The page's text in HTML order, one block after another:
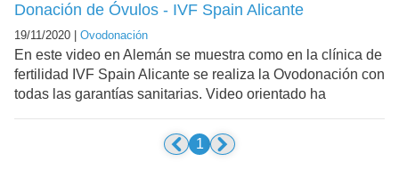
Donación de Óvulos - IVF Spain Alicante
19/11/2020 | Ovodonación
En este video en Alemán se muestra como en la clínica de
fertilidad IVF Spain Alicante se realiza la Ovodonación con
todas las garantías sanitarias. Video orientado ha
1